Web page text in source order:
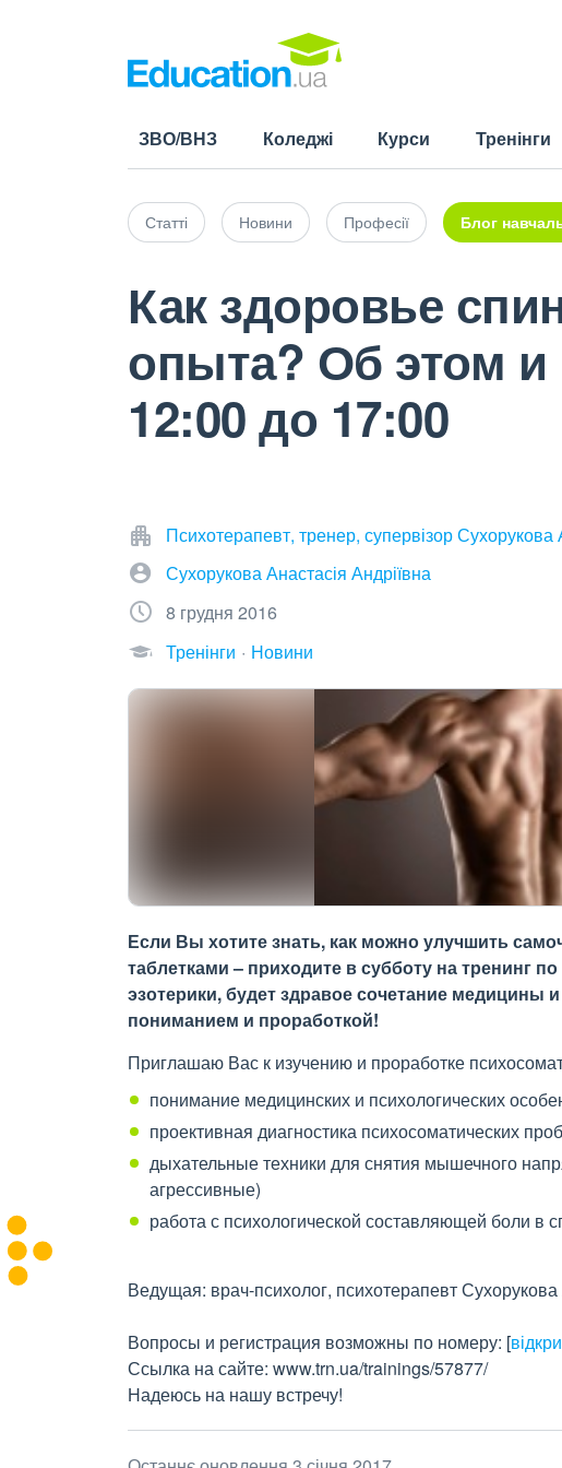
ЗВО/ВНЗ Коледжі Курси Тренінги
Статті Новини Професії Блог
Как здоровье
опыта? Об этом и
12:00 до 17:00
Психотерапевт, тренер, супервізор Сухорукова
Сухорукова Анастасія Андріївна
8 грудня 2016
Тренінги
Новини
Если Вы хотите знать, как можно улучшить
таблетками – приходите в субботу на тренинг
эзотерики, будет здравое сочетание медицины
пониманием и проработкой!
Приглашаю Вас к изучению и проработке
понимание медицинских и психологических
проективная диагностика психосоматических
дыхательные техники для снятия мышечного
агрессивные)
работа с психологической составляющей боли в
Ведущая: врач-психолог, психотерапевт
Вопросы и регистрация возможны по номеру: [
Ссылка на сайте: www.trn.ua/trainings/57877/
Надеюсь на нашу встречу!